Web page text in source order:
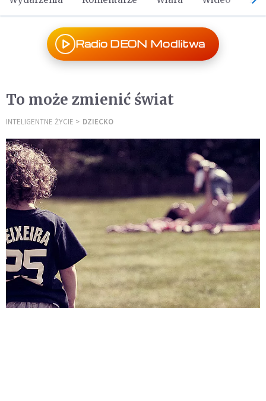
Radio DEON Modlitwa
To może zmienić świat
INTELIGENTNE ŻYCIE DZIECKO